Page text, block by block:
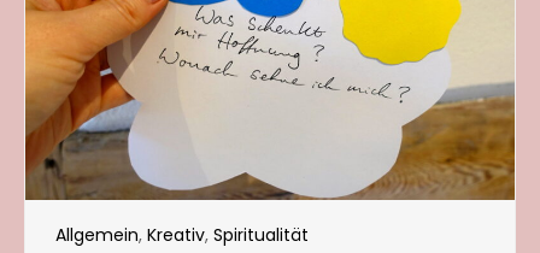
Allgemein, Kreativ, Spiritualität